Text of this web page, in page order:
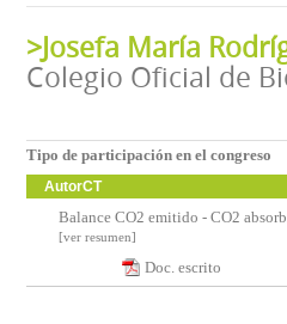
>Josefa María
Colegio Oficial de
Tipo de participación en el congreso
AutorCT
Balance CO2 emitido - CO2
[ver resumen]
Doc. escrito